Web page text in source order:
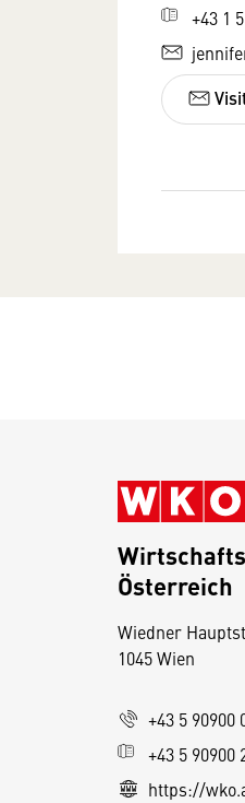
+43 1
Österreich
Wiedner
1045 Wien
+43 5 90900
+43 5 90900
https://